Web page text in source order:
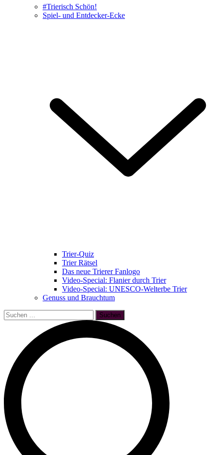
#Trierisch Schön!
Spiel- und Entdecker-Ecke
Trier-Quiz
Trier Rätsel
Das neue Trierer Fanlogo
Video-Special: Flanier durch Trier
Video-Special: UNESCO-Welterbe Trier
Genuss und Brauchtum
Suchen
nach: